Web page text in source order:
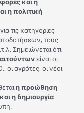
και η
η πολιτική
τις κατηγορίες
τους
Σημειώνεται ότι
είναι οι
οι αγρότες, οι νέοι
η προώθηση
η δημιουργία